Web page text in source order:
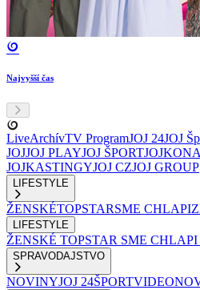
Najvyšší čas
LiveArchívTV ProgramJOJ 24JOJ
JOJJOJ PLAYJOJ ŠPORTJOJKO
JOJKASTINGYJOJ CZJOJ GROUP
LIFESTYLE
ŽENSKÉTOPSTARSME CHLAPI
LIFESTYLE
ŽENSKÉ TOPSTAR SME CHLAPI
SPRAVODAJSTVO
NOVINYJOJ 24ŠPORT